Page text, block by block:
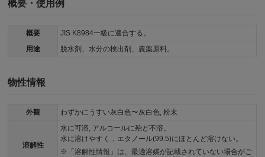
概要・使用例
概要
JIS K8984一級に適合する。
用途
脱水剤、水分の検出剤、農薬原料。
物性情報
外観 わずかにうすい灰白色〜灰白色, 粉末
溶解性
水に可溶, アルコールに殆ど不溶。
水に溶けやすく，エタノール(99.5)にほとんど溶けない。
「溶解性情報」は、最適溶媒が記載されていない場合がご